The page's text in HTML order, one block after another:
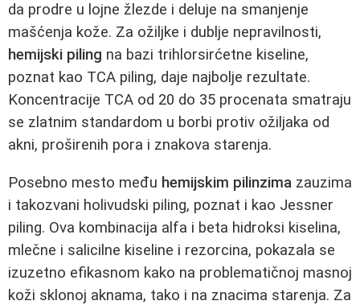
da prodre u lojne žlezde i deluje na smanjenje
mašćenja kože. Za ožiljke i dublje nepravilnosti,
hemijski piling na bazi trihlorsirćetne kiseline,
poznat kao TCA piling, daje najbolje rezultate.
Koncentracije TCA od 20 do 35 procenata smatraju
se zlatnim standardom u borbi protiv ožiljaka od
akni, proširenih pora i znakova starenja.
Posebno mesto među hemijskim pilinzima zauzima
i takozvani holivudski piling, poznat i kao Jessner
piling. Ova kombinacija alfa i beta hidroksi kiselina,
mlečne i salicilne kiseline i rezorcina, pokazala se
izuzetno efikasnom kako na problematičnoj masnoj
koži sklonoj aknama, tako i na znacima starenja. Za